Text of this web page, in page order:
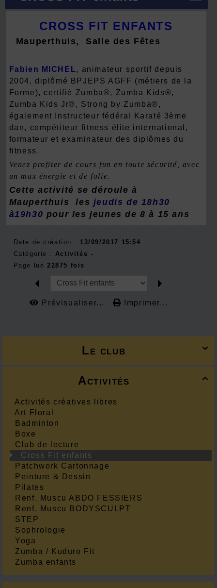

Le club

Activités
Activités créatives libres
Art Floral
Badminton
Boxe
Club de lecture
Cross Fit enfants
Patchwork Cartonnage
Peinture & Dessin
Pilates
Renf. Muscu ABDO FESSIERS
Renf. Muscu BODYSCULPT
STEP
Sophrologie
Yoga
Zumba / Kuduro Fit
Zumba enfants
CROSS FIT ENFANTS
Mauperthuis, Salle des Fêtes
Fabien MICHEL, animateur sportif depuis
2004, diplômé BPJEPS AGFF (métiers de la
Forme), certifié Zumba®, Zumba Kids®,
Zumba Kids Jr®, Strong by Zumba®,
également Instructeur fédéral Karaté 3ème
dan, compétiteur fitness élite international,
formateur et examinateur des diplômes du
fitness.
Venez profiter de cours fun en toute sécurité, avec
un max énergie et de folie.
Cette activité se dérouleà
Mauperthuisles jeudis de 18h30
à19h30 pour les jeunes de 8 à 15 ans
Date de création : 13/09/2017 15:54
Catégorie : Activités -
Page lue 22875 fois
Prévisualiser... Imprimer...